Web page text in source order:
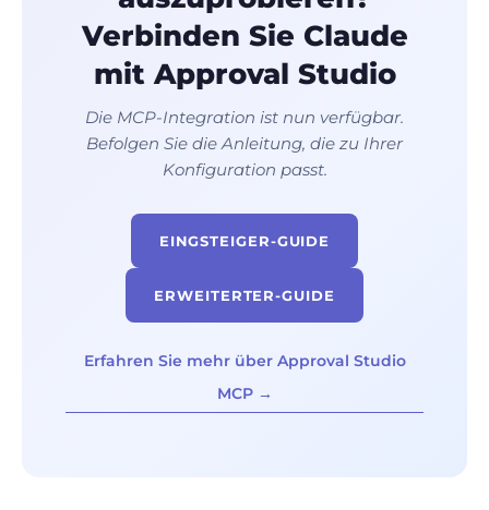
Verbinden Sie Claude
mit Approval Studio
Die MCP-Integration ist nun verfügbar.
Befolgen Sie die Anleitung, die zu Ihrer
Konfiguration passt.
EINGSTEIGER-GUIDE
ERWEITERTER-GUIDE
Erfahren Sie mehr über Approval Studio
MCP →